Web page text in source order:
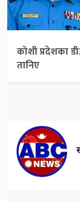
कोशी प्रदेशका
तानिए